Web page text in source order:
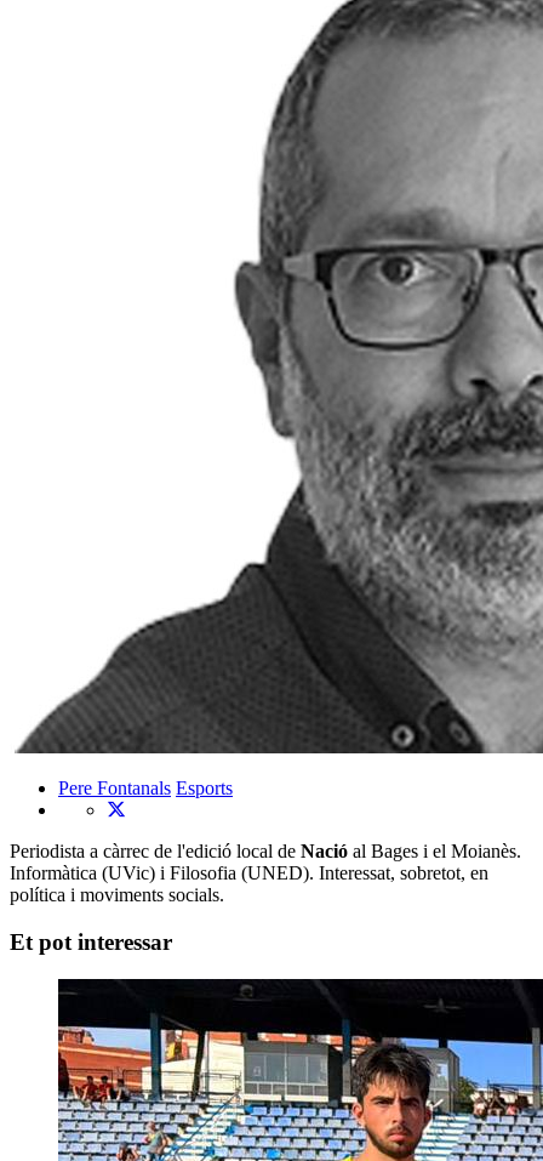
Pere Fontanals Esports
Periodista a càrrec de l'edició local de Nació al Bages i el Moianès.
Informàtica (UVic) i Filosofia (UNED). Interessat, sobretot, en
política i moviments socials.
Et pot interessar